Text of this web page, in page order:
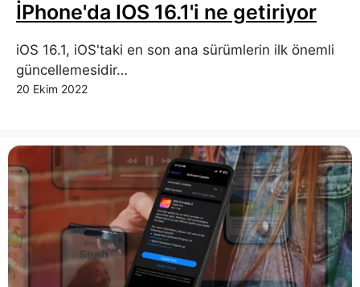
İPhone'da IOS 16.1'i ne getiriyor
iOS 16.1, iOS'taki en son ana sürümlerin ilk önemli
güncellemesidir…
20 Ekim 2022